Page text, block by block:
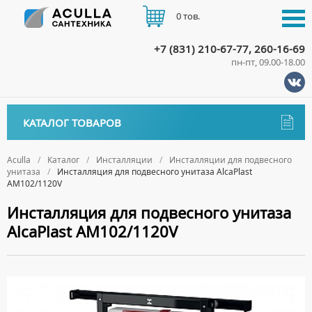
Aculla Каталог Инсталляции
Инсталляции для подвесного
унитаза
Инсталляция для подвесного унитаза AlcaPlast
AM102/1120V
Инсталляция для подвесного унитаза
AlcaPlast AM102/1120V
КАТАЛОГ ТОВАРОВ
ДЕРЖАТЕЛИ
ДОЗАТОРЫ ДЛЯ МЫЛА
ЕРШИКИ
ПОЛОТЕНЦЕДЕРЖАТЕЛИ
Биде
ПОДВЕСНЫЕ БИДЕ
АКРИЛОВЫЕ ВАННЫ
СТАЛЬНЫЕ ВАННЫ
Ванны комплектующие
БОКОВЫЕ ПАНЕЛИ
ПОДГОЛОВНИКИ
Водонагреватели
ВОДОНАГРЕВАТЕЛИ КОСВЕННОГО НАГРЕВА
ДУШЕВЫЕ ДВЕРИ
+7 (831) 210-67-77, 260-16-69
пн-пт, 09.00-18.00
0 тов.
ДОСТАВКА
КОНТАКТЫ